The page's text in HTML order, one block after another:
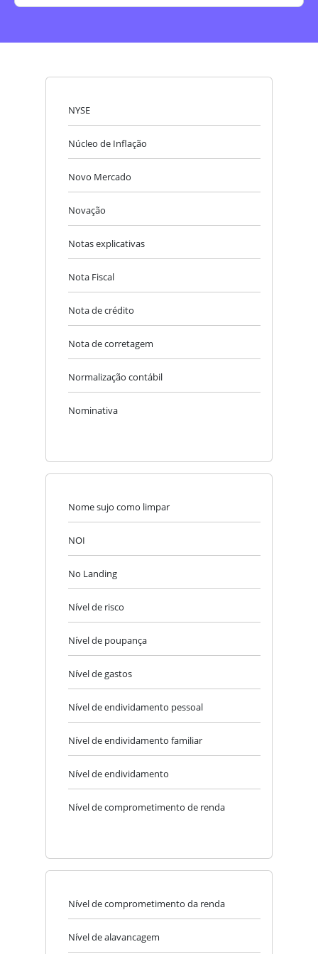
NYSE
Núcleo de Inflação
Novo Mercado
Novação
Notas explicativas
Nota Fiscal
Nota de crédito
Nota de corretagem
Normalização contábil
Nominativa
Nome sujo como limpar
NOI
No Landing
Nível de risco
Nível de poupança
Nível de gastos
Nível de endividamento pessoal
Nível de endividamento familiar
Nível de endividamento
Nível de comprometimento de renda
Nível de comprometimento da renda
Nível de alavancagem